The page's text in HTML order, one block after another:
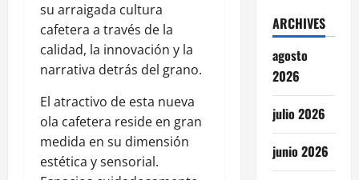
su arraigada cultura
cafetera a través de la
calidad, la innovación y la
narrativa detrás del grano.
El atractivo de esta nueva
ola cafetera reside en gran
medida en su dimensión
estética y sensorial.
ARCHIVES
agosto
2026
julio 2026
junio 2026